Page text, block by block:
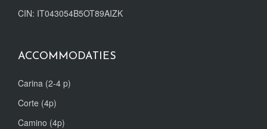
CIN: IT043054B5OT89AIZK
ACCOMMODATIES
Carina (2-4 p)
Corte (4p)
Camino (4p)